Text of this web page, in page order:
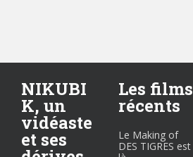
NIKUBI
K, un
vidéaste
et ses
Les films
récents
Le Making of
DES TIGRES est